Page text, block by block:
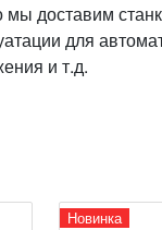
доставим
для
и т.д.
Новинка